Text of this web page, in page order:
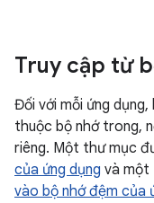
Truy cập từ
Đối với mỗi ứng
thuộc bộ nhớ trong,
riêng. Một thư mục
của ứng dụng và một
vào bộ nhớ đệm của